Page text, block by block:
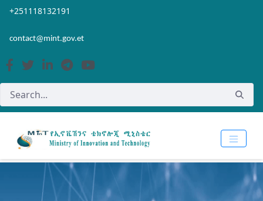
Skip to Main Content
Open Accessibility Menu
+251118132191
contact@mint.gov.et